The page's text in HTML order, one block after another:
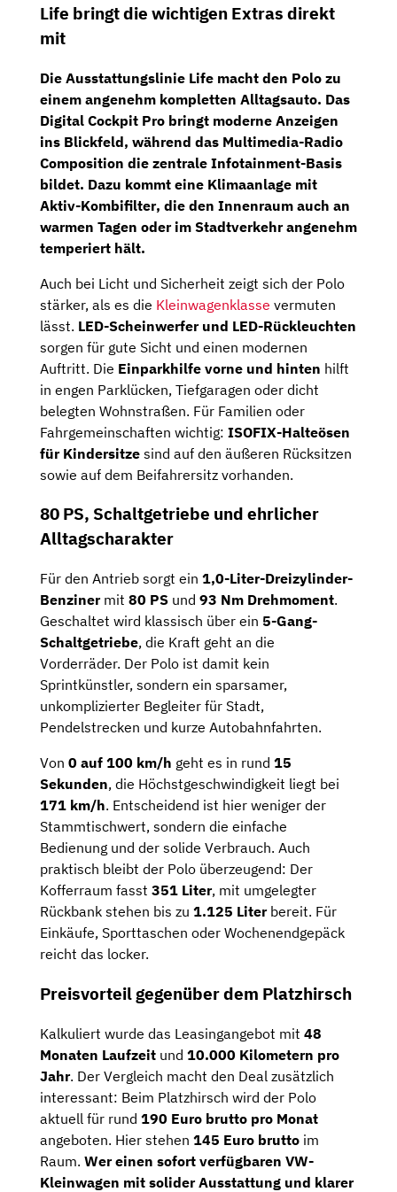
Life bringt die wichtigen Extras direkt
mit
Die Ausstattungslinie Life macht den Polo zu
einem angenehm kompletten Alltagsauto. Das
Digital Cockpit Pro bringt moderne Anzeigen
ins Blickfeld, während das Multimedia-Radio
Composition die zentrale Infotainment-Basis
bildet. Dazu kommt eine Klimaanlage mit
Aktiv-Kombifilter, die den Innenraum auch an
warmen Tagen oder im Stadtverkehr angenehm
temperiert hält.
Auch bei Licht und Sicherheit zeigt sich der Polo
stärker, als es die Kleinwagenklasse vermuten
lässt. LED-Scheinwerfer und LED-Rückleuchten
sorgen für gute Sicht und einen modernen
Auftritt. Die Einparkhilfe vorne und hinten hilft
in engen Parklücken, Tiefgaragen oder dicht
belegten Wohnstraßen. Für Familien oder
Fahrgemeinschaften wichtig: ISOFIX-Halteösen
für Kindersitze sind auf den äußeren Rücksitzen
sowie auf dem Beifahrersitz vorhanden.
80 PS, Schaltgetriebe und ehrlicher
Alltagscharakter
Für den Antrieb sorgt ein 1,0-Liter-Dreizylinder-
Benzinermit 80 PS und 93 Nm Drehmoment.
Geschaltet wird klassisch über ein 5-Gang-
Schaltgetriebe, die Kraft geht an die
Vorderräder. Der Polo ist damit kein
Sprintkünstler, sondern ein sparsamer,
unkomplizierter Begleiter für Stadt,
Pendelstrecken und kurze Autobahnfahrten.
Von 0 auf 100 km/h geht es in rund 15
Sekunden, die Höchstgeschwindigkeit liegt bei
171 km/h. Entscheidend ist hier weniger der
Stammtischwert, sondern die einfache
Bedienung und der solide Verbrauch. Auch
praktisch bleibt der Polo überzeugend: Der
Kofferraum fasst 351 Liter, mit umgelegter
Rückbank stehen bis zu 1.125 Literbereit. Für
Einkäufe, Sporttaschen oder Wochenendgepäck
reicht das locker.
Preisvorteil gegenüber dem Platzhirsch
Kalkuliert wurde das Leasingangebot mit 48
Monaten Laufzeit und 10.000 Kilometern pro
Jahr. Der Vergleich macht den Deal zusätzlich
interessant: Beim Platzhirsch wird der Polo
aktuell für rund 190 Euro brutto pro Monat
angeboten. Hier stehen 145 Euro brutto im
Raum. Wer einen sofort verfügbaren VW-
Kleinwagen mit solider Ausstattung und klarer